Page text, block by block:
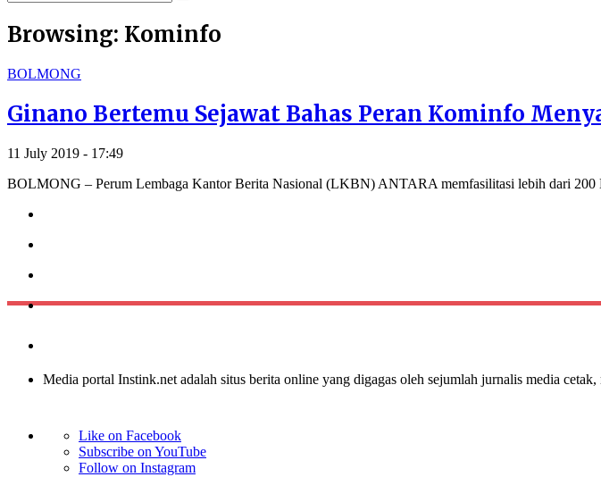
Browsing: Kominfo
BOLMONG
Ginano Bertemu Sejawat Bahas Peran Kominfo
11 July 2019 - 17:49
BOLMONG – Perum Lembaga Kantor Berita Nasional (LKBN) ANTARA memfasilitasi lebih dari
Media portal Instink.net adalah situs berita online yang digagas oleh sejumlah jurnalis media
Like on Facebook
Subscribe on YouTube
Follow on Instagram